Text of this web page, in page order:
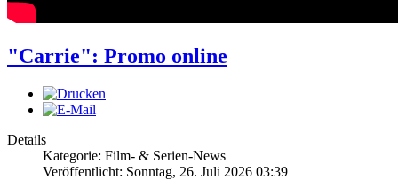
"Carrie": Promo online
Details
Kategorie: Film- & Serien-News
Veröffentlicht: Sonntag, 26. Juli 2026 03:39